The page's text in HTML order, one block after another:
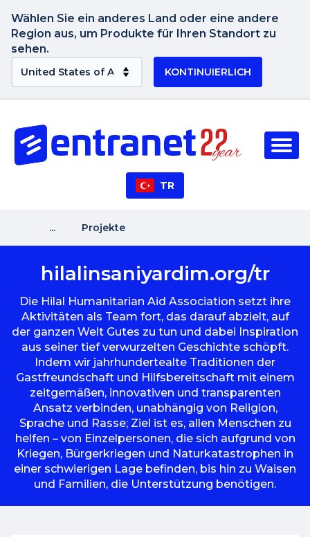
Wählen Sie ein anderes Land oder eine andere
Region aus, um Produkte für Ihren Standort zu
sehen.
KONTINUIERLICH
TR
... Projekte
hilalinsaniyardim.org/tr
Die Hilal Humanitarian Aid Association setzt ihre
Aktivitäten als Team fort, das darauf abzielt, auf
der ganzen Welt Gutes zu tun und dabei Inspiration
aus seiner tief verwurzelten Geschichte schöpft.
Indem wir jahrhundertealte Traditionen der
Gastfreundschaft und Hilfsbereitschaft mit einem
zeitgemäßen, innovativen und transparenten
Ansatz verbinden, unabhängig von Religion,
Sprache und Rasse; Ziel ist es, allen Menschen zu
helfen – von Einzelpersonen, die sich aufgrund von
Kriegen, Bürgerkriegen und Naturkatastrophen in
einer schwierigen Lage befinden, bis hin zu Waisen
und Familien, die Unterstützung benötigen.